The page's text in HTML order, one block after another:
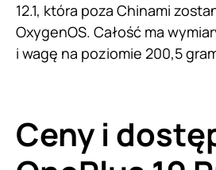
12.1, która poza Chinami
OxygenOS. Całość ma
i wagę na poziomie 200,5
Ceny i